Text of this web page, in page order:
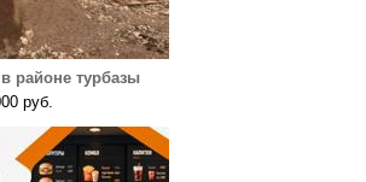
районе турбазы
руб.